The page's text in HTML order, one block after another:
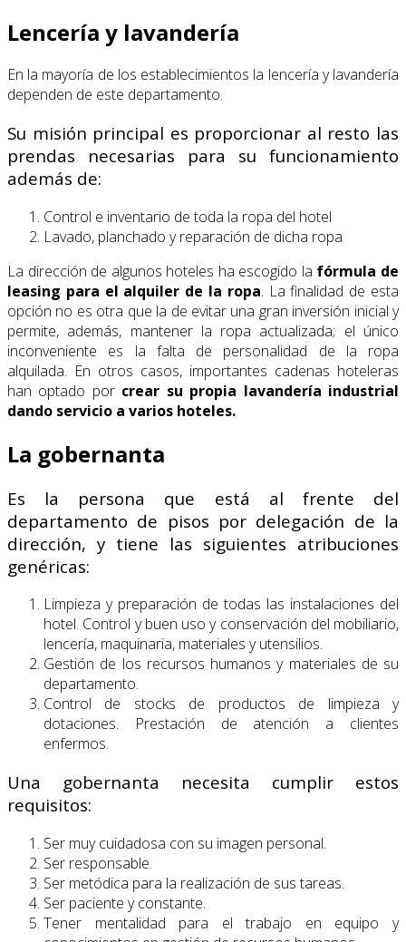
Lencería y lavandería
En la mayoría de los establecimientos la lencería y lavandería
dependen de este departamento.
Su misión principal es proporcionar al resto las
prendas necesarias para su funcionamiento
además de:
Control e inventario de toda la ropa del hotel
Lavado, planchado y reparación de dicha ropa
La dirección de algunos hoteles ha escogido la fórmula de
leasing para el alquiler de la ropa. La finalidad de esta
opción no es otra que la de evitar una gran inversión inicial y
permite, además, mantener la ropa actualizada; el único
inconveniente es la falta de personalidad de la ropa
alquilada. En otros casos, importantes cadenas hoteleras
han optado por crear su propia lavandería industrial
dando servicio a varios hoteles.
La gobernanta
Es la persona que está al frente del
departamento de pisos por delegación de la
dirección, y tiene las siguientes atribuciones
genéricas:
Limpieza y preparación de todas las instalaciones del
hotel. Control y buen uso y conservación del mobiliario,
lencería, maquinaria, materiales y utensilios.
Gestión de los recursos humanos y materiales de su
departamento.
Control de stocks de productos de limpieza y
dotaciones. Prestación de atención a clientes
enfermos.
Una gobernanta necesita cumplir estos
requisitos:
Ser muy cuidadosa con su imagen personal.
Ser responsable.
Ser metódica para la realización de sus tareas.
Ser paciente y constante.
Tener mentalidad para el trabajo en equipo y